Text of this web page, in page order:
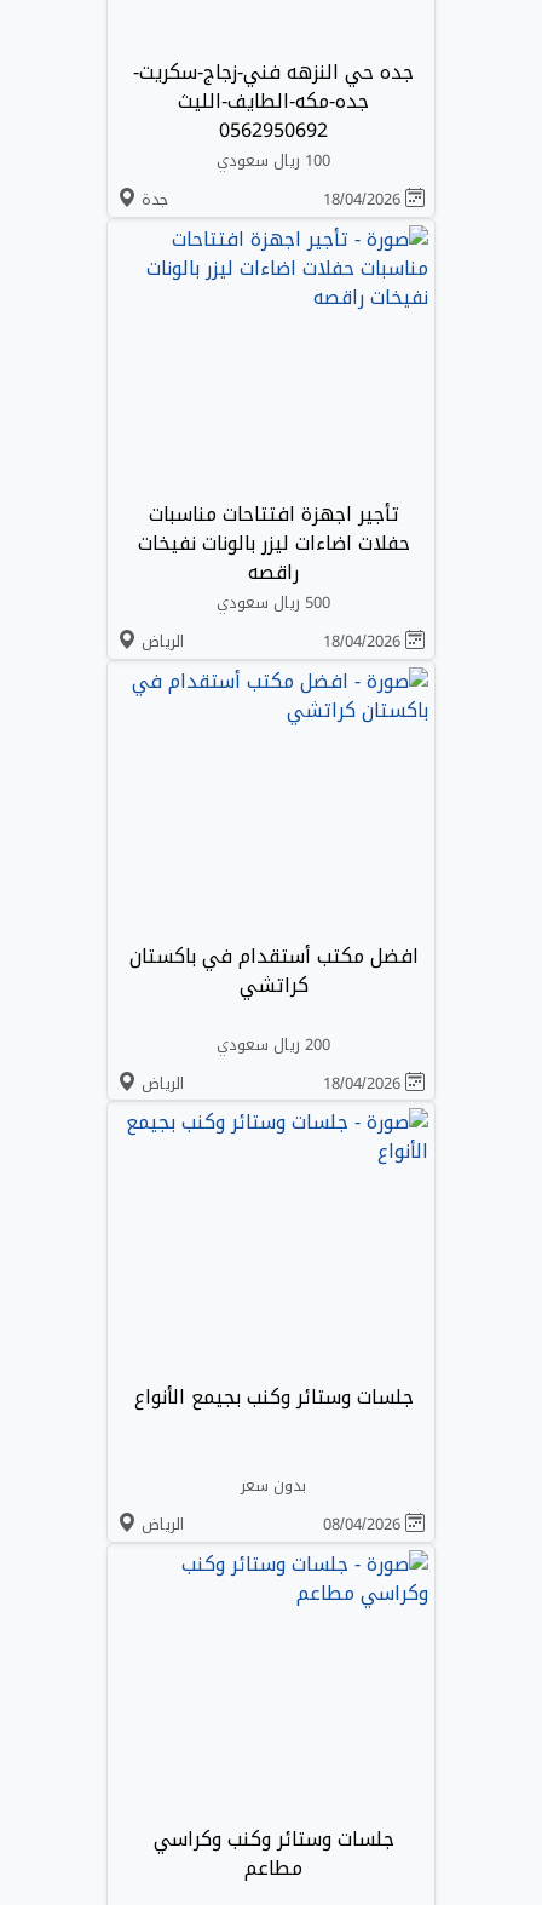
جده حي النزهه فني-زجاج-سكريت-
جده-مكه-الطايف-الليث
0562950692
100 ريال سعودي
جدة
تأجير اجهزة افتتاحات مناسبات
حفلات اضاءات ليزر بالونات نفيخات
راقصه
500 ريال سعودي
الرياض
افضل مكتب أستقدام في باكستان
كراتشي
200 ريال سعودي
الرياض
جلسات وستائر وكنب بجيمع الأنواع
بدون سعر
الرياض
جلسات وستائر وكنب وكراسي
مطاعم